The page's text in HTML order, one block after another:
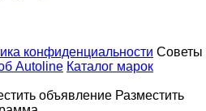
конфиденциальности Советы
Autoline Каталог марок
объявление Разместить